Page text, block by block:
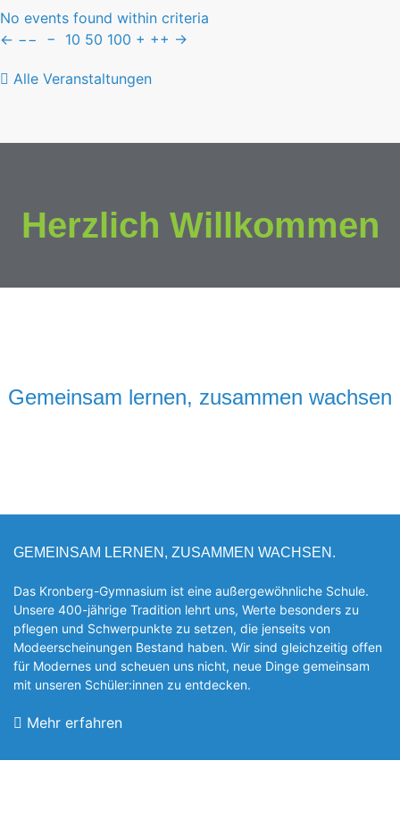
No events found within criteria
← −− − 10 50 100 + ++ →
Alle Veranstaltungen
Herzlich Willkommen
Gemeinsam lernen, zusammen wachsen
GEMEINSAM LERNEN, ZUSAMMEN WACHSEN.
Das Kronberg-Gymnasium ist eine außergewöhnliche Schule.
Unsere 400-jährige Tradition lehrt uns, Werte besonders zu
pflegen und Schwerpunkte zu setzen, die jen­seits von
Modeerscheinungen Be­stand haben. Wir sind gleichzeitig offen
für Modernes und scheuen uns nicht, neue Dinge gemeinsam
mit unseren Schüler:innen zu entde­cken.
Mehr erfahren